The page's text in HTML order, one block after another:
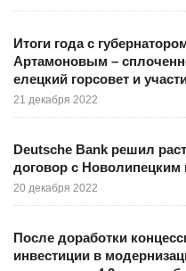
Итоги года с
Артамоновым –
елецкий горсовет и
21 декабря 2022
Deutsche Bank решил
договор с Новолипецким
20 декабря 2022
После доработки
инвестиции в